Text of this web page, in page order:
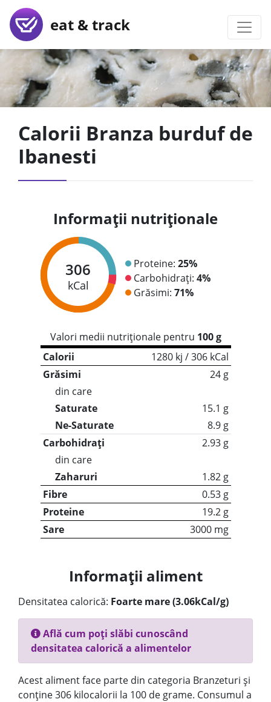
eat & track
Calorii Branza burduf de
Ibanesti
Informații nutriționale
306
kCal
Proteine: 25%
Carbohidrați: 4%
Grăsimi: 71%
Valori medii nutriționale pentru 100 g
Calorii
1280 kj / 306 kCal
Grăsimi
24 g
din care
Saturate
15.1 g
Ne-Saturate
8.9 g
Carbohidrați
2.93 g
din care
Zaharuri
1.82 g
Fibre
0.53 g
Proteine
19.2 g
Sare
3000 mg
Informații aliment
Densitatea calorică: Foarte mare (3.06kCal/g)
Află cum poți slăbi cunoscând
densitatea calorică a alimentelor
Acest aliment face parte din categoria Branzeturi și
conține 306 kilocalorii la 100 de grame. Consumul a